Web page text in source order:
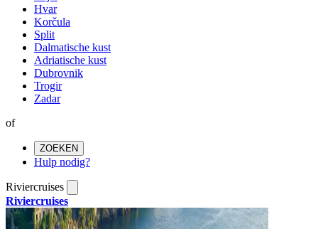
Hvar
Korčula
Split
Dalmatische kust
Adriatische kust
Dubrovnik
Trogir
Zadar
of
ZOEKEN
Hulp nodig?
Riviercruises
Riviercruises